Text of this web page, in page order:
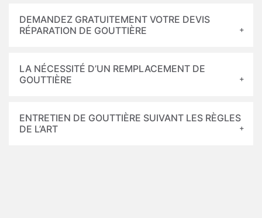
DEMANDEZ GRATUITEMENT VOTRE DEVIS
RÉPARATION DE GOUTTIÈRE
LA NÉCESSITÉ D’UN REMPLACEMENT DE
GOUTTIÈRE
ENTRETIEN DE GOUTTIÈRE SUIVANT LES RÈGLES
DE L’ART